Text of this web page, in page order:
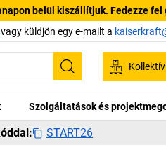
belül kiszállítjuk. Fedezze
vagy küldjön egy e-mailt a
Keresés
Szolgáltatások és
START26